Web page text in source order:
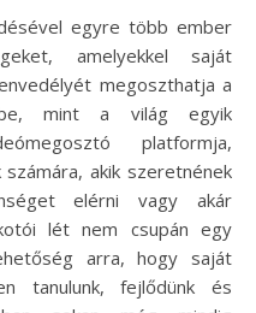
amelyekkel saját
megoszthatja a
mint a világ egyik
platformja,
akik szeretnének
elérni vagy akár
lét nem csupán egy
arra, hogy saját
tanulunk, fejlődünk és